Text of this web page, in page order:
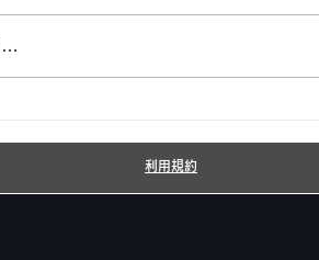
…
利用規約